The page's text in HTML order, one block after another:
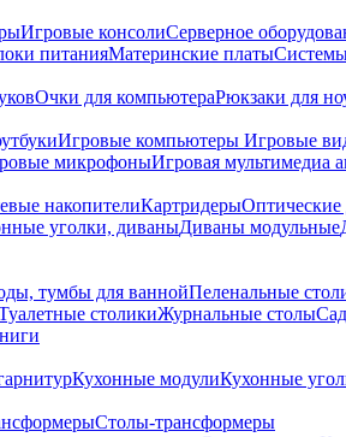
Игровые консолиСерверное
питанияМатеринские платы
Очки для компьютераРюкзаки для
Игровые компьютеры Игровые
микрофоныИгровая мультимедиа
накопителиКартридерыОптические
уголки, диваныДиваны модульные
тумбы для ваннойПеленальные
столикиЖурнальные столы
Кухонные модулиКухонные
Столы-трансформеры